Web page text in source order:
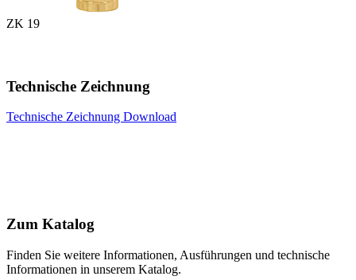
ZK 19
Technische Zeichnung
Technische Zeichnung Download
Zum Katalog
Finden Sie weitere Informationen, Ausführungen und technische
Informationen in unserem Katalog.